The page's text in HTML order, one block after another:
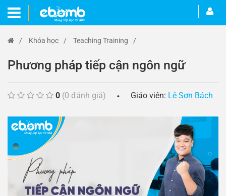
/ Khóa học / Teaching Training /
Phương pháp tiếp cận ngôn ngữ
0 (0 đánh giá) Giáo viên: Lê Sơn Bách